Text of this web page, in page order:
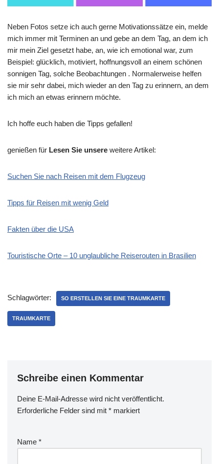
Neben Fotos setze ich auch gerne Motivationssätze ein, melde
mich immer mit Terminen an und gebe an dem Tag, an dem ich
mir mein Ziel gesetzt habe, an, wie ich emotional war, zum
Beispiel: glücklich, motiviert, hoffnungsvoll an einem schönen
sonnigen Tag, solche Beobachtungen . Normalerweise helfen
sie mir sehr dabei, mich wieder an den Tag zu erinnern, an dem
ich mich an etwas erinnern möchte.
Ich hoffe euch haben die Tipps gefallen!
genießen für Lesen Sie unsere weitere Artikel:
Suchen Sie nach Reisen mit dem Flugzeug
Tipps für Reisen mit wenig Geld
Fakten über die USA
Touristische Orte – 10 unglaubliche Reiserouten in Brasilien
Schlagwörter: SO ERSTELLEN SIE EINE TRAUMKARTE
TRAUMKARTE
Schreibe einen Kommentar
Deine E-Mail-Adresse wird nicht veröffentlicht.
Erforderliche Felder sind mit * markiert
Name *